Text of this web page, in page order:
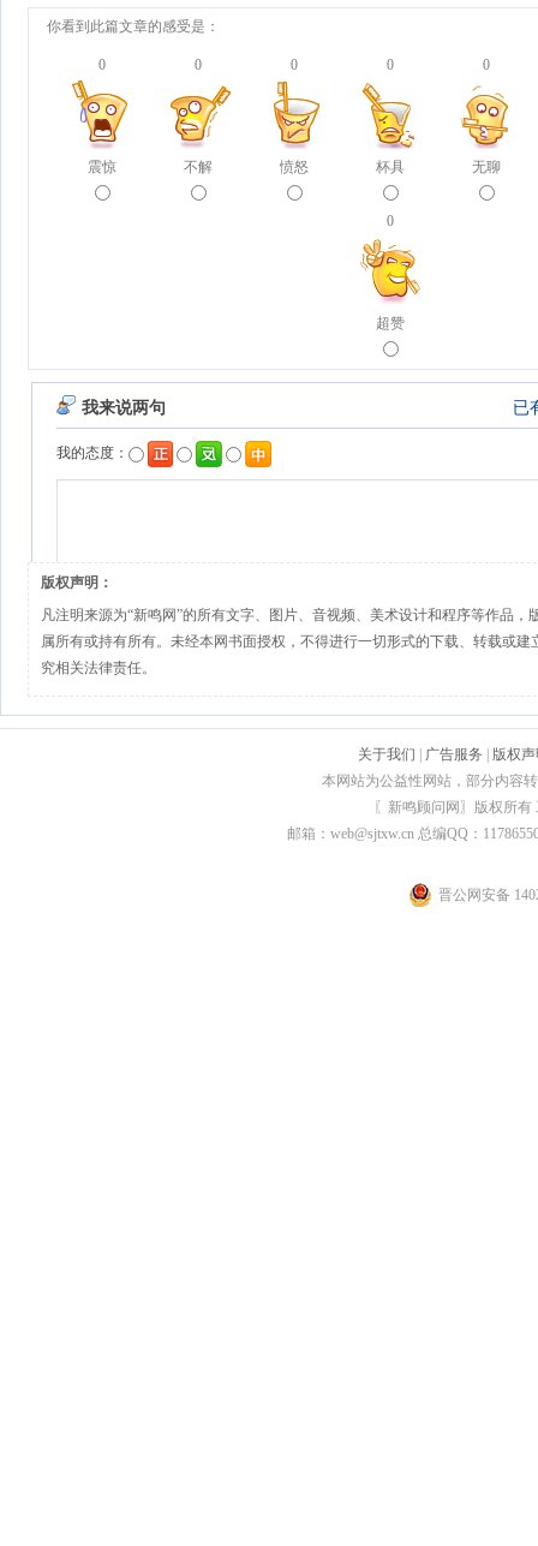
你看到此篇文章的感受是：
0
震惊
0
不解
0
愤怒
0
杯具
0
无聊
0
超赞
版权声明：
凡注明来源为“新鸣网”的所有文字、图片、音视频、美术设计和程序等作品，
属所有或持有所有。未经本网书面授权，不得进行一切形式的下载、转载或
究相关法律责任。
关于我们 广告服务
版权
本网站为公益性网站，部分内容
〖新鸣顾问网〗版权所
邮箱：web@sjtxw.cn 总编QQ：
晋公网安备